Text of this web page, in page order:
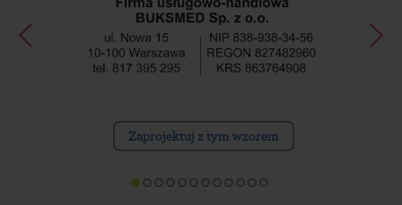
Zaprojektuj z tym wzorem